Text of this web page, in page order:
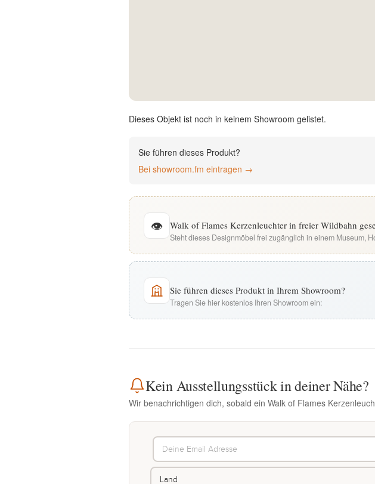
Dieses Objekt ist noch in keinem Showroom gelistet.
Sie führen dieses Produkt?
Bei showroom.fm eintragen →
👁 Walk of Flames Kerzenleuchter in freier Wildbahn
Steht dieses Designmöbel frei zugänglich in einem Museum,
Sie führen dieses Produkt in Ihrem Showroom?
Tragen Sie hier kostenlos Ihren Showroom ein:
Kein Ausstellungsstück in deiner Nähe?
Wir benachrichtigen dich, sobald ein Walk of Flames